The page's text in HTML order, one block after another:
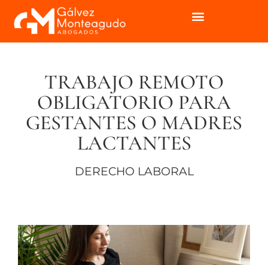
TRABAJO REMOTO
OBLIGATORIO PARA
GESTANTES O MADRES
LACTANTES
DERECHO LABORAL